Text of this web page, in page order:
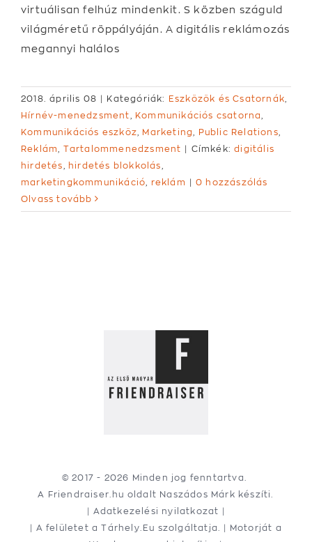
virtuálisan felhúz mindenkit. S közben száguld
világméretű röppályáján. A digitális reklámozás
megannyi halálos
2018. április 08 | Kategóriák: Eszközök és Csatornák
Hírnév-menedzsment
Kommunikációs csatorna
Kommunikációs eszköz
Marketing Public Relations
Reklám
Tartalommenedzsment | Címkék:digitális
hirdetés
hirdetés blokkolás
marketingkommunikáció
reklám | 0 hozzászólás
Olvass tovább
© 2017 - 2026 Minden jog fenntartva.
A Friendraiser.hu oldalt Naszádos Márk készíti.
| Adatkezelési nyilatkozat |
| A felületet aTárhely.Eu szolgáltatja. | Motorját a